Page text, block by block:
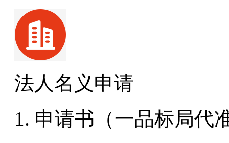
法人名义申请
1. 申请书（一品标局代